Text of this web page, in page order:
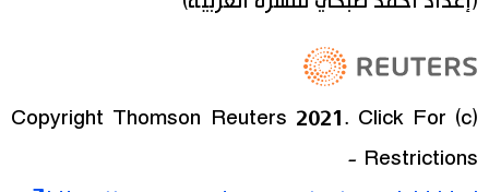
(c) Copyright Thomson Reuters 2021. Click For
Restrictions -